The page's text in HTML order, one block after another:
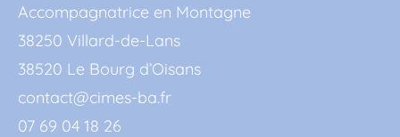
Accompagnatrice en Montagne
38250 Villard-de-Lans
38520 Le Bourg d’Oisans
contact@cimes-ba.fr
07 69 04 18 26